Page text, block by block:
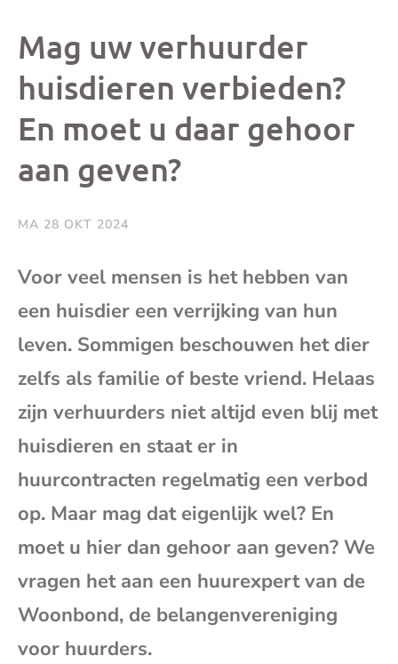
bericht
op
bericht
op
bericht
op
Mag uw verhuurder
huisdieren verbieden?
En moet u daar gehoor
aan geven?
MA 28 OKT 2024
Voor veel mensen is het hebben van
een huisdier een verrijking van hun
leven. Sommigen beschouwen het dier
zelfs als familie of beste vriend. Helaas
zijn verhuurders niet altijd even blij met
huisdieren en staat er in
huurcontracten regelmatig een verbod
op. Maar mag dat eigenlijk wel? En
moet u hier dan gehoor aan geven? We
vragen het aan een huurexpert van de
Woonbond, de belangenvereniging
voor huurders.